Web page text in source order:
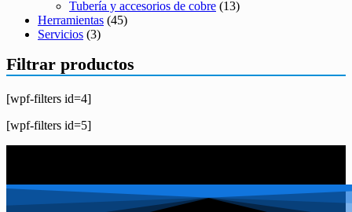
Tubería y accesorios de cobre (13)
Herramientas (45)
Servicios (3)
Filtrar productos
[wpf-filters id=4]
[wpf-filters id=5]